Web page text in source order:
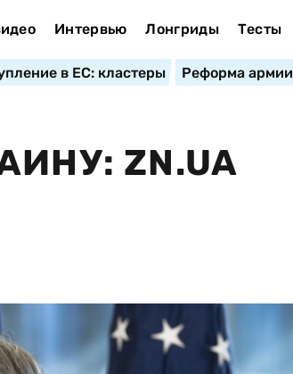
Интервью Лонгриды Тесты
в ЕС: кластеры Реформа армии
ZN.UA